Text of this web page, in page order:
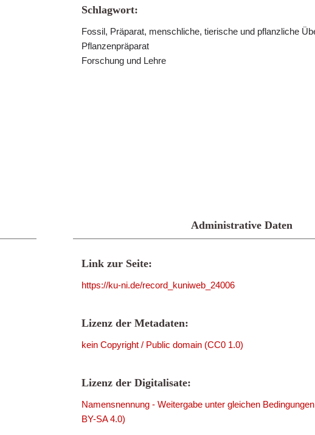
Schlagwort:
Fossil, Präparat, menschliche, tierische und pflanzliche
Pflanzenpräparat
Forschung und Lehre
Administrative Daten
Link zur Seite:
https://ku-ni.de/record_kuniweb_24006
Lizenz der Metadaten:
kein Copyright / Public domain (CC0 1.0)
Lizenz der Digitalisate:
Namensnennung - Weitergabe unter gleichen
BY-SA 4.0)